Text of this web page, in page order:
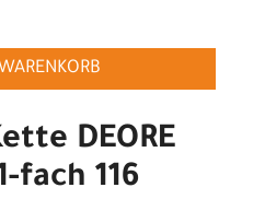
DEORE
fach 116